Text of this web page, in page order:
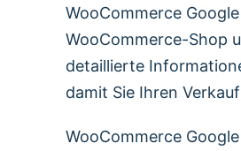
WooCommerce
WooCommerce-Shop
detaillierte
damit Sie Ihren
WooCommerce